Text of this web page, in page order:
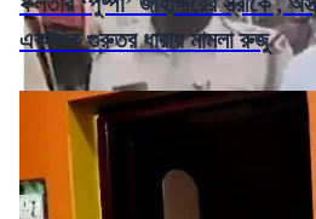
একাধিক গুরুতর ধারায় মামলা রুজু